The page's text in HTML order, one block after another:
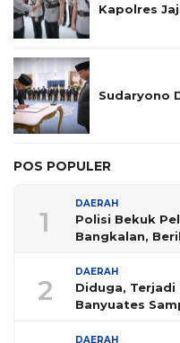
Kapolres
Sudaryono
POS POPULER
1
DAERAH
Polisi Bekuk
Bangkalan,
2
DAERAH
Diduga, Terjadi
Banyuates
DAERAH